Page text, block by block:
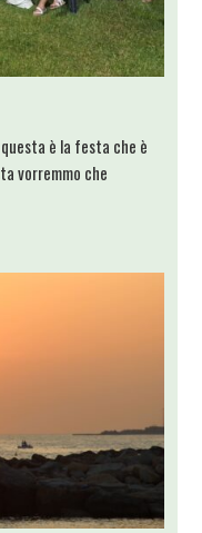
è la festa che è
vorremmo che